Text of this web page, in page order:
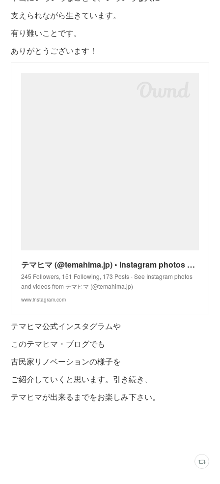
支えられながら生きています。
有り難いことです。
ありがとうございます！
テマヒマ (@temahima.jp) • Instagram photos and videos
245 Followers, 151 Following, 173 Posts - See Instagram photos
and videos from テマヒマ (@temahima.jp)
www.instagram.com
テマヒマ公式インスタグラムや
このテマヒマ・ブログでも
古民家リノベーションの様子を
ご紹介していくと思います。引き続き、
テマヒマが出来るまでをお楽しみ下さい。